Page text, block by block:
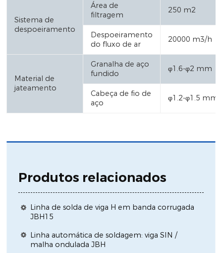
Sistema de
despoeiramento
Área de
filtragem
250 m2
Despoeiramento
do fluxo de ar
20000 m3/h
Material de
jateamento
Granalha de aço
fundido
φ1.6-φ2 mm
Cabeça de fio de
aço
φ1.2-φ1.5 mm
Produtos relacionados
Linha de solda de viga H em banda corrugada
JBH15
Linha automática de soldagem: viga SIN /
malha ondulada JBH